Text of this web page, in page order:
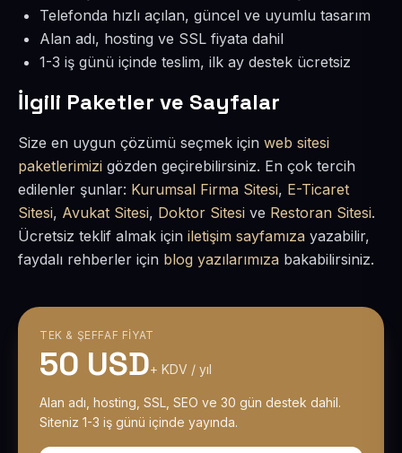
Telefonda hızlı açılan, güncel ve uyumlu tasarım
Alan adı, hosting ve SSL fiyata dahil
1-3 iş günü içinde teslim, ilk ay destek ücretsiz
İlgili Paketler ve Sayfalar
Size en uygun çözümü seçmek için web sitesi
paketlerimizi gözden geçirebilirsiniz. En çok tercih
edilenler şunlar: Kurumsal Firma Sitesi, E-Ticaret
Sitesi, Avukat Sitesi, Doktor Sitesi ve Restoran Sitesi.
Ücretsiz teklif almak için iletişim sayfamıza yazabilir,
faydalı rehberler için blog yazılarımıza bakabilirsiniz.
TEK & ŞEFFAF FIYAT
50 USD+ KDV / yıl
Alan adı, hosting, SSL, SEO ve 30 gün destek dahil.
Siteniz 1-3 iş günü içinde yayında.